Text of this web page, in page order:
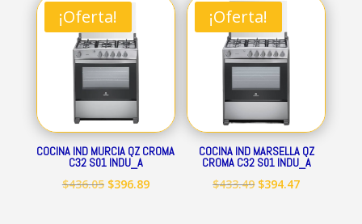
era:
$712.84.
era:
$545.15.
¡Oferta!
COCINA IND MURCIA QZ CROMA
C32 S01 INDU_A
$436.05 El
$396.89El
¡Oferta!
COCINA IND MARSELLA QZ
CROMA C32 S01 INDU_A
$433.49 El
$394.47El